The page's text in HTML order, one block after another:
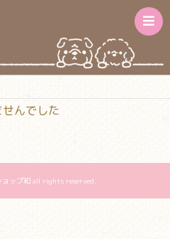
んでした
ップ和 all rights reserved.